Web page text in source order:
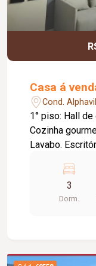
Casa á
Cond.
1° piso: Hall de
Cozinha
Lavabo.
(pub/ salão
Sala de máquinas.
carros. Suites,
independente
3
Dorm.